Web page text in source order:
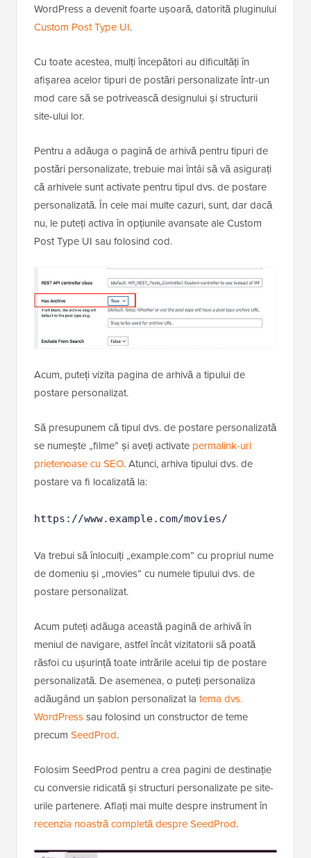
WordPress a devenit foarte ușoară, datorită pluginului
Custom Post Type UI.
Cu toate acestea, mulți începători au dificultăți în
afișarea acelor tipuri de postări personalizate într-un
mod care să se potrivească designului și structurii
site-ului lor.
Pentru a adăuga o pagină de arhivă pentru tipuri de
postări personalizate, trebuie mai întâi să vă asigurați
că arhivele sunt activate pentru tipul dvs. de postare
personalizată. În cele mai multe cazuri, sunt, dar dacă
nu, le puteți activa în opțiunile avansate ale Custom
Post Type UI sau folosind cod.
Acum, puteți vizita pagina de arhivă a tipului de
postare personalizat.
Să presupunem că tipul dvs. de postare personalizată
se numește „filme” și aveți activate permalink-uri
prietenoase cu SEO. Atunci, arhiva tipului dvs. de
postare va fi localizată la:
https://www.example.com/movies/
Va trebui să înlocuiți „example.com” cu propriul nume
de domeniu și „movies” cu numele tipului dvs. de
postare personalizat.
Acum puteți adăuga această pagină de arhivă în
meniul de navigare, astfel încât vizitatorii să poată
răsfoi cu ușurință toate intrările acelui tip de postare
personalizată. De asemenea, o puteți personaliza
adăugând un șablon personalizat la tema dvs.
WordPresssau folosind un constructor de teme
precum SeedProd.
Folosim SeedProd pentru a crea pagini de destinație
cu conversie ridicată și structuri personalizate pe site-
urile partenere. Aflați mai multe despre instrument în
recenzia noastră completă despre SeedProd.